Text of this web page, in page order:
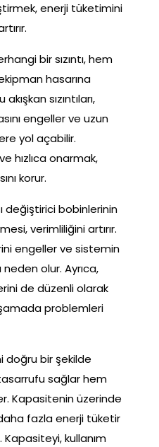
enerji tüketimini
bir sızıntı, hem
hasarına
sızıntıları,
engeller ve uzun
yol açabilir.
hızlıca onarmak,
korur.
değiştirici bobinlerinin
verimliliğini artırır.
engeller ve sistemin
olur. Ayrıca,
de düzenli olarak
problemleri
doğru bir şekilde
sağlar hem
Kapasitenin üzerinde
fazla enerji tüketir
kullanım